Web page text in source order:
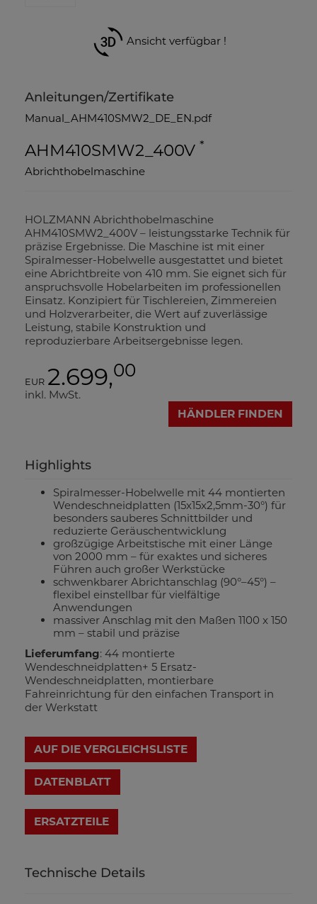
Ansicht verfügbar !
Anleitungen/Zertifikate
Manual_AHM410SMW2_DE_EN.pdf
AHM410SMW2_400V *
Abrichthobelmaschine
HOLZMANN Abrichthobelmaschine
AHM410SMW2_400V – leistungsstarke Technik für
präzise Ergebnisse. Die Maschine ist mit einer
Spiralmesser-Hobelwelle ausgestattet und bietet
eine Abrichtbreite von 410 mm. Sie eignet sich für
anspruchsvolle Hobelarbeiten im professionellen
Einsatz. Konzipiert für Tischlereien, Zimmereien
und Holzverarbeiter, die Wert auf zuverlässige
Leistung, stabile Konstruktion und
reproduzierbare Arbeitsergebnisse legen.
EUR 2.699,00
inkl. MwSt.
HÄNDLER FINDEN
Highlights
Spiralmesser-Hobelwelle mit 44 montierten
Wendeschneidplatten (15x15x2,5mm-30°) für
besonders sauberes Schnittbilder und
reduzierte Geräuschentwicklung
großzügige Arbeitstische mit einer Länge
von 2000 mm – für exaktes und sicheres
Führen auch großer Werkstücke
schwenkbarer Abrichtanschlag (90°–45°) –
flexibel einstellbar für vielfältige
Anwendungen
massiver Anschlag mit den Maßen 1100 x 150
mm – stabil und präzise
Lieferumfang: 44 montierte
Wendeschneidplatten+ 5 Ersatz-
Wendeschneidplatten, montierbare
Fahreinrichtung für den einfachen Transport in
der Werkstatt
AUF DIE VERGLEICHSLISTE
DATENBLATT
Technische Details